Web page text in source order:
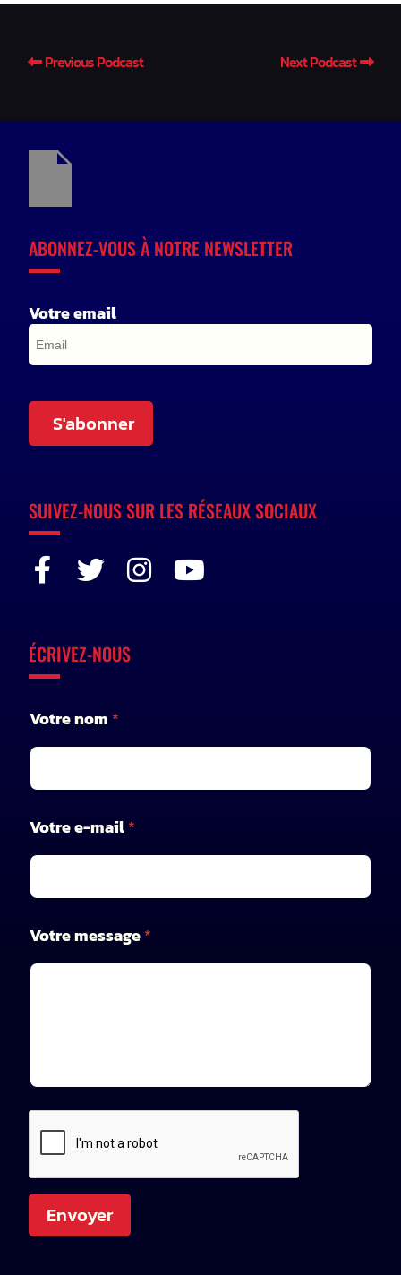
Previous Podcast Next Podcast
ABONNEZ-VOUS À NOTRE NEWSLETTER
Votre email
S'abonner
SUIVEZ-NOUS SUR LES RÉSEAUX SOCIAUX
ÉCRIVEZ-NOUS
Votre nom *
o
t
e
o
t
r
Votre e-mail*
Votre message*
Envoyer